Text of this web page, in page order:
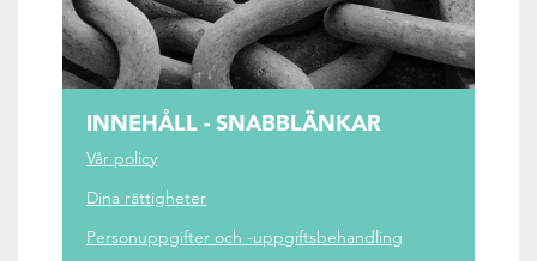
INNEHÅLL - SNABBLÄNKAR
Vår policy
Dina rättigheter
Personuppgifter och -uppgiftsbehandling